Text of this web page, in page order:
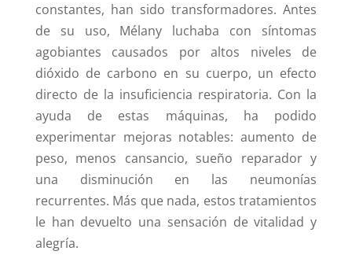
constantes, han sido transformadores. Antes
de su uso, Mélany luchaba con síntomas
agobiantes causados por altos niveles de
dióxido de carbono en su cuerpo, un efecto
directo de la insuficiencia respiratoria. Con la
ayuda de estas máquinas, ha podido
experimentar mejoras notables: aumento de
peso, menos cansancio, sueño reparador y
una disminución en las neumonías
recurrentes. Más que nada, estos tratamientos
le han devuelto una sensación de vitalidad y
alegría.